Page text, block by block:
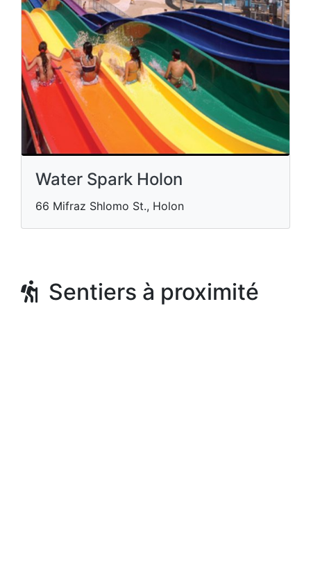
Water Spark Holon
66 Mifraz Shlomo St., Holon
Sentiers à proximité